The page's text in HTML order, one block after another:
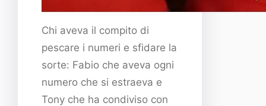
Chi aveva il compito di
pescare i numeri e sfidare la
sorte: Fabio che aveva ogni
numero che si estraeva e
Tony che ha condiviso con